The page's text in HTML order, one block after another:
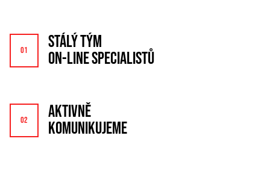
STÁLÝ TÝM
ON-LINE SPECIALISTŮ
AKTIVNĚ
KOMUNIKUJEME